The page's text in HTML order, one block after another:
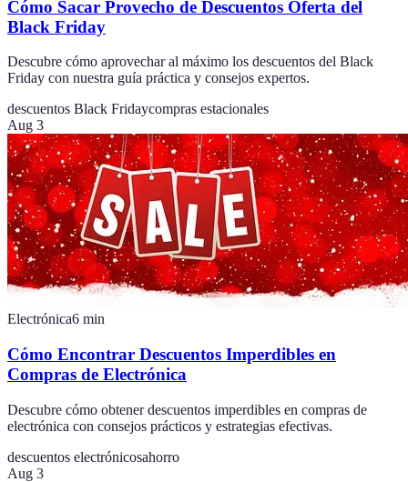
Cómo Sacar Provecho de Descuentos Oferta del
Black Friday
Descubre cómo aprovechar al máximo los descuentos del Black
Friday con nuestra guía práctica y consejos expertos.
descuentos Black Fridaycompras estacionales
Aug 3
Electrónica6 min
Cómo Encontrar Descuentos Imperdibles en
Compras de Electrónica
Descubre cómo obtener descuentos imperdibles en compras de
electrónica con consejos prácticos y estrategias efectivas.
descuentos electrónicosahorro
Aug 3